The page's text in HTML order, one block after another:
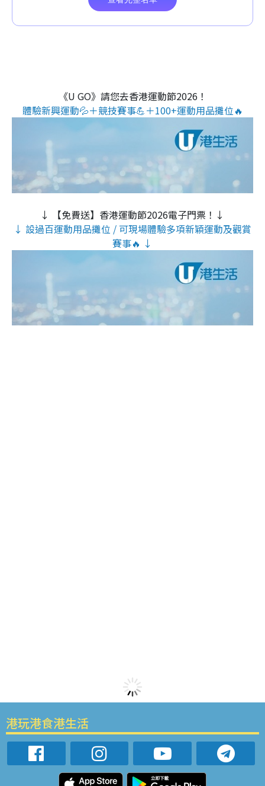
《U GO》請您去香港運動節2026！
體驗新興運動💦＋競技賽事💪＋100+運動用品攤位🔥
↓ 【免費送】香港運動節2026電子門票！↓
↓ 設過百運動用品攤位 / 可現場體驗多項新穎運動及觀賞
賽事🔥 ↓
港玩港食港生活